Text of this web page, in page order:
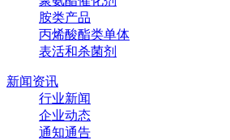
胺类产品
丙烯酸酯类单体
表活和杀菌剂
新闻资讯
行业新闻
企业动态
通知通告